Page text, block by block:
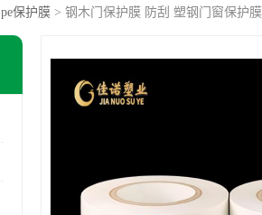
pe保护膜 > 钢木门保护膜 防刮 塑钢门窗保护膜